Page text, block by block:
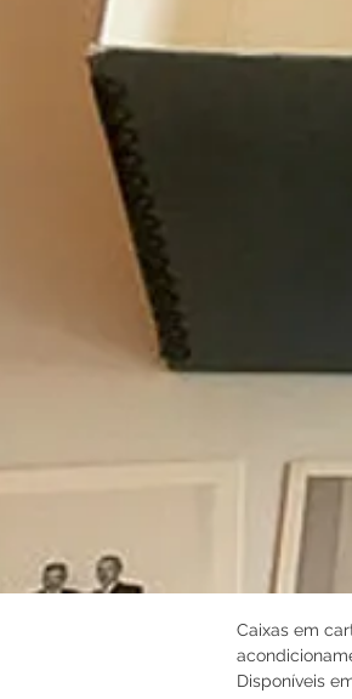
Caixas em
Disponíveis